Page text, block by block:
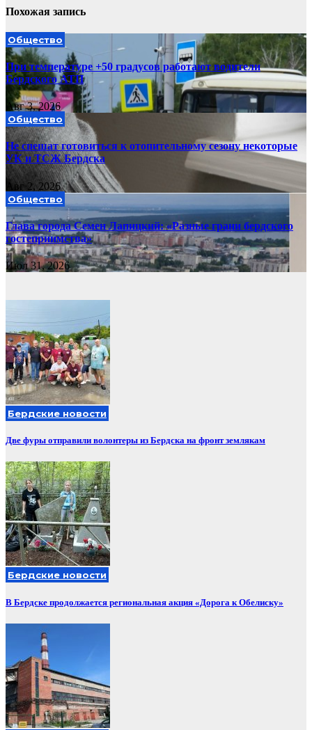
Похожая запись
Общество
При температуре +50 градусов работают водители
Бердского АТП
Авг 3, 2026
Общество
Не спешат готовиться к отопительному сезону некоторые
УК и ТСЖ Бердска
Авг 2, 2026
Общество
Глава города Семен Лапицкий: «Разные грани бердского
гостеприимства»
Июл 31, 2026
Бердские новости
Две фуры отправили волонтеры из Бердска на фронт землякам
Бердские новости
В Бердске продолжается региональная акция «Дорога к Обелиску»